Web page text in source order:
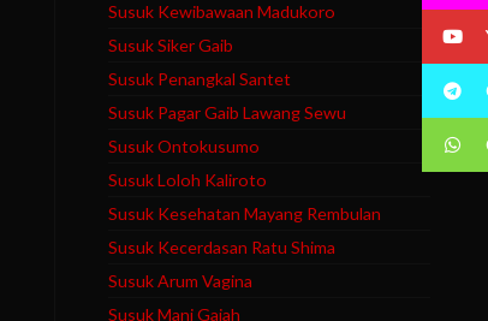
Susuk Kewibawaan Madukoro
Susuk Siker Gaib
Susuk Penangkal Santet
Susuk Pagar Gaib Lawang Sewu
Susuk Ontokusumo
Susuk Loloh Kaliroto
Susuk Kesehatan Mayang Rembulan
Susuk Kecerdasan Ratu Shima
Susuk Arum Vagina
Susuk Mani Gajah